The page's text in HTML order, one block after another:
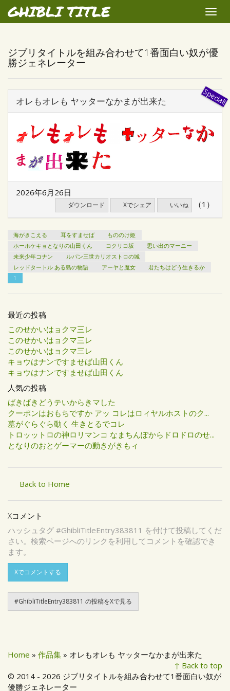
GHIBLI TITLE
Toggle
ジブリタイトルを組み合わせて1番面白い奴が優
勝ジェネレーター
オレもオレも ヤッターなかまが出来た
2026年6月26日
ダウンロード Xでシェア いいね （1）
海がきこえる 耳をすませば
もののけ姫
ホーホケキョとなりの山田くん
コクリコ坂
思い出のマーニー
未来少年コナン
ルパン三世カリオストロの城
レッドタートル ある島の物語
アーヤと魔女
君たちはどう生きるか
1
最近の投稿
このせかいはョクマ三レ
このせかいはョクマ三レ
このせかいはョクマ三レ
キョウはナンですませば山田くん
キョウはナンですませば山田くん
人気の投稿
ばきばきどうテいからきマした
クーポンはおもちですか アッ コレはロィヤルホストのク...
墓がぐらぐら動く 生きとるでコレ
トロッットロの神ロリマンコ なまちんぽからドロドロのせ...
となりのおとゲーマーの動きがきもィ
Back to Home
Xコメント
ハッシュタグ #GhibliTitleEntry383811 を付けて投稿してくだ
さい。検索ページへのリンクを利用してコメントを確認でき
ます。
Xでコメントする
#GhibliTitleEntry383811 の投稿をXで見る
Home » 作品集 » オレもオレも ヤッターなかまが出来た
↑ Back to top
© 2014 - 2026 ジブリタイトルを組み合わせて1番面白い奴が
優勝ジェネレーター